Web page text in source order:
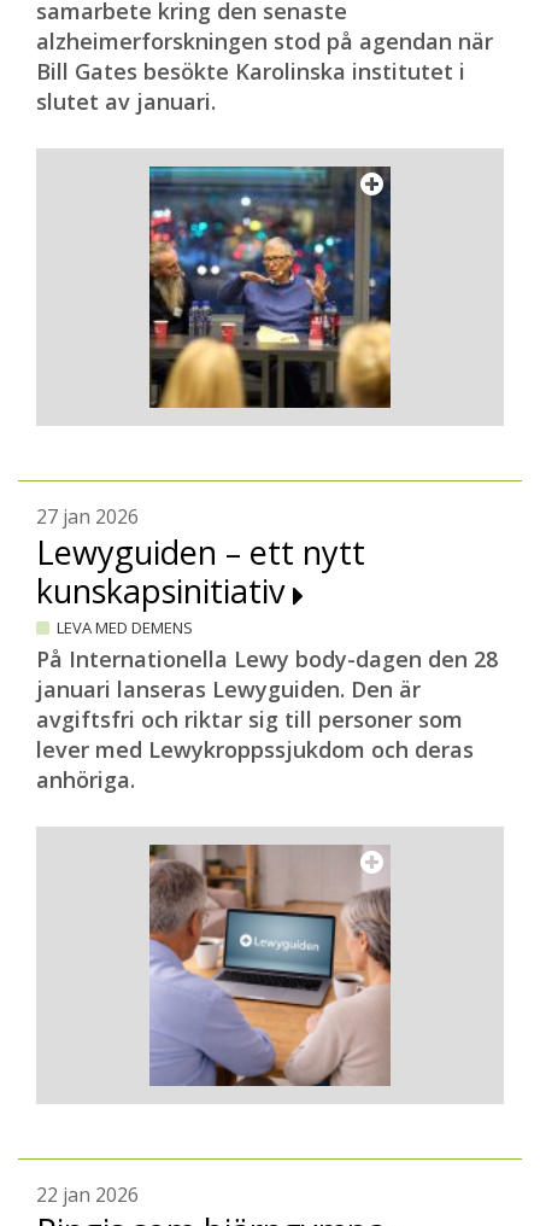
samarbete kring den senaste
alzheimerforskningen stod på agendan när
Bill Gates besökte Karolinska institutet i
slutet av januari.
27 jan 2026
Lewyguiden – ett nytt
kunskapsinitiativ
LEVA MED DEMENS
På Internationella Lewy body-dagen den 28
januari lanseras Lewyguiden. Den är
avgiftsfri och riktar sig till personer som
lever med Lewykroppssjukdom och deras
anhöriga.
22 jan 2026